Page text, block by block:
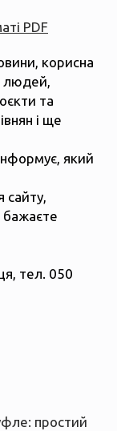
PDF
корисна
людей,
та
і ще
який
сайту,
бажаєте
тел. 050
простий